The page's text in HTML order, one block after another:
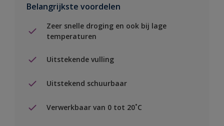
Belangrijkste voordelen
Zeer snelle droging en ook bij lage
temperaturen
Uitstekende vulling
Uitstekend schuurbaar
Verwerkbaar van 0 tot 20˚C